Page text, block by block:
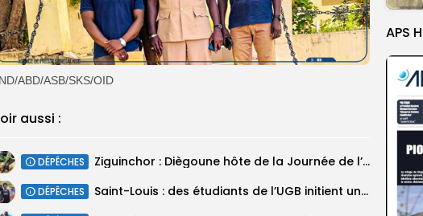
APS
ABD/ASB/SKS/OID
aussi :
DÉPÊCHES Ziguinchor : Diègoune hôte de la Journée de l’arbre, dimanche (circulaire)
DÉPÊCHES Saint-Louis : des étudiants de l’UGB initient une caravane pour sensibiliser à...